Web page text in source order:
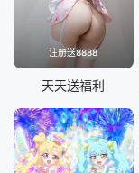
注册送8888
天天送福利